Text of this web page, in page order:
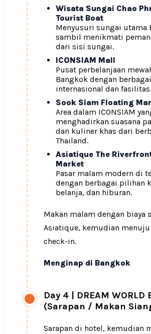
Wisata Sungai Chao
Tourist Boat
Menyusuri sungai utama
sambil menikmati
dari sisi sungai.
ICONSIAM Mall
Pusat perbelanjaan
Bangkok dengan
internasional dan
Sook Siam Floating
Area dalam ICONSIAM
menghadirkan suasana
dan kuliner khas dari
Thailand.
Asiatique The
Market
Pasar malam modern di
dengan berbagai pilihan
belanja, dan hiburan.
Makan malam dengan biaya
Asiatique, kemudian
check-in.
Menginap di Bangkok
Day 4
DREAM WORLD
(Sarapan / Makan
Sarapan di hotel, kemudian